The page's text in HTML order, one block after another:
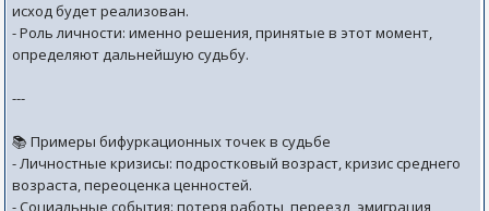
исход будет реализован.
- Роль личности: именно решения, принятые в этот момент,
определяют дальнейшую судьбу.
---
📚 Примеры бифуркационных точек в судьбе
- Личностные кризисы: подростковый возраст, кризис среднего
возраста, переоценка ценностей.
- Социальные события: потеря работы, переезд, эмиграция,